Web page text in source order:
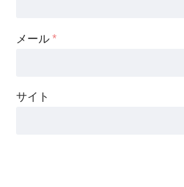
メール*
サイト